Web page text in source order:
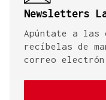
Newsletters
Apúntate a las
recíbelas de
correo